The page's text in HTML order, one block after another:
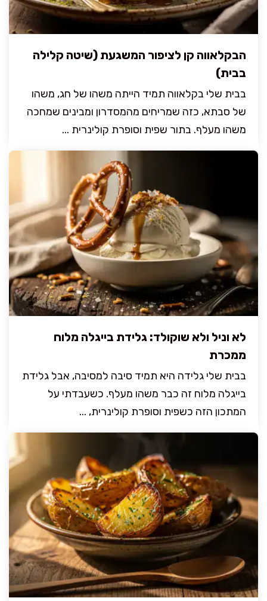
הבקלאווה קן לציפור המשגעת (שיטה קלילה
בבית)
בבית שלי בקלאווה תמיד הייתה משהו של חג, משהו
של סבתא, כזה שמריחים מהמסדרון ומבינים שמחכה
משהו מעלף. בתור שפית וסופרת קולינרית ...
לא וניל ולא שוקולד: גלידת בייגלה מלוח
ממכרת
בבית שלי גלידה היא תמיד סיבה למסיבה, אבל גלידת
בייגלה מלוח זה כבר משהו מעלף. כשעבדתי על
המתכון הזה כשפית וסופרת קולינרית, ...